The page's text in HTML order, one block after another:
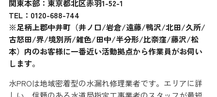
関東本部：東京都北区赤羽1-52-1
TEL：0120-688-744
※足柄上郡中井町（井ノ口/岩倉/遠藤/鴨沢/北田/久所/
古怒田/界/境別所/雑色/田中/半分形/比奈窪/藤沢/松
本）内のお客様に一番近い活動拠点から作業員がお伺い
します。
水PROは地域密着型の水漏れ修理業者です。エリアに詳